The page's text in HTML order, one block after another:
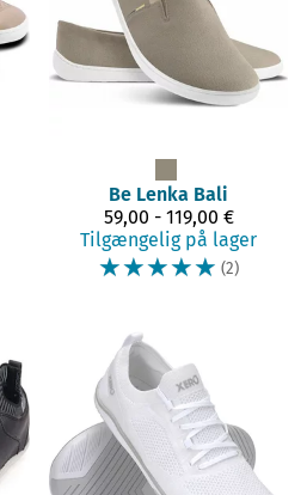
Be Lenka Bali
59,00 - 119,00 €
Tilgængelig på lager
☆☆☆☆☆ (2)